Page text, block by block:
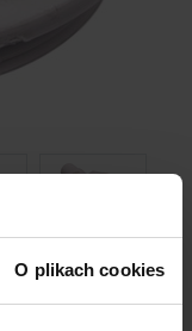
O plikach cookies